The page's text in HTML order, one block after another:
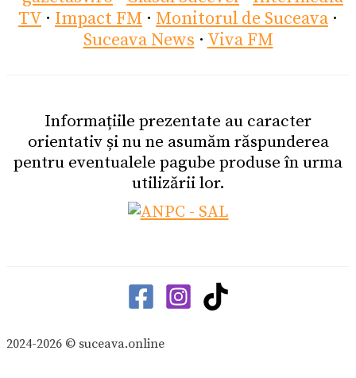
TV · Impact FM · Monitorul de Suceava ·
Suceava News · Viva FM
Informațiile prezentate au caracter
orientativ și nu ne asumăm răspunderea
pentru eventualele pagube produse în urma
utilizării lor.
2024-2026 © suceava.online